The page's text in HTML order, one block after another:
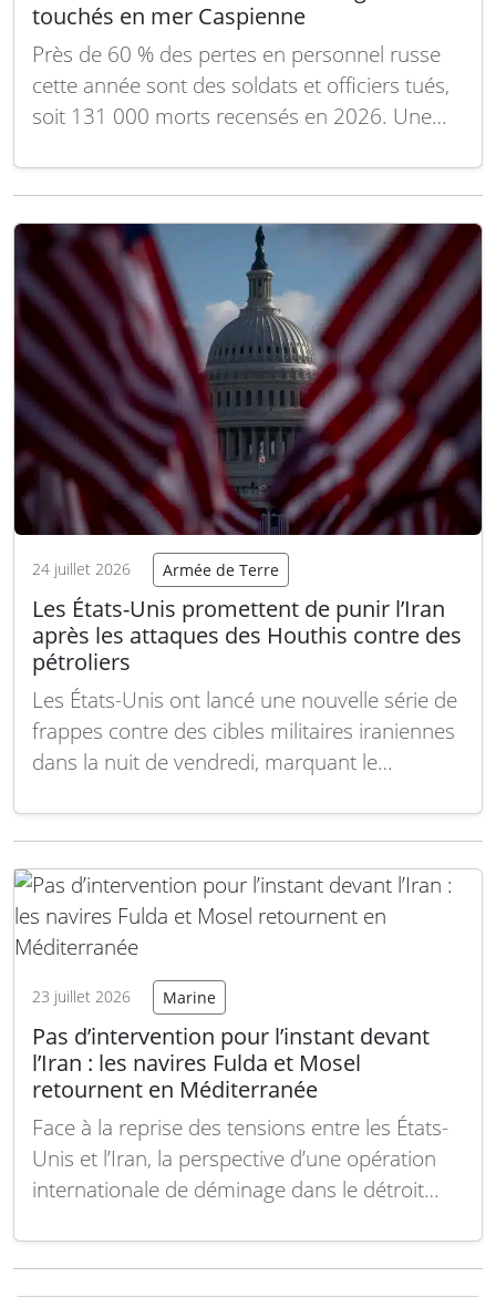
touchés en mer Caspienne
Près de 60 % des pertes en personnel russe
cette année sont des soldats et officiers tués,
soit 131 000 morts recensés en 2026. Une
plus de 40 % de blessés, concerne des soldats
invalides de guerre. Dans la… Lire la suite
24 juillet 2026 Armée de Terre
Les États-Unis promettent de punir l’Iran
après les attaques des Houthis contre des
pétroliers
Les États-Unis ont lancé une nouvelle série de
frappes contre des cibles militaires iraniennes
dans la nuit de vendredi, marquant le
dans la région. Le président Donald Trump a
utilisés pour compenser les dommages
causés aux navires…Lire la suite
23 juillet 2026 Marine
Pas d’intervention pour l’instant devant
l’Iran : les navires Fulda et Mosel
retournent en Méditerranée
Face à la reprise des tensions entre les États-
Unis et l’Iran, la perspective d’une opération
internationale de déminage dans le détroit
allemands envoyés dans la région, le chasse-